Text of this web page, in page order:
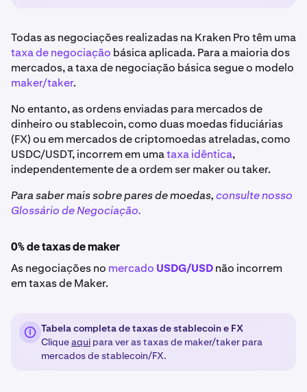
Todas as negociações realizadas na Kraken Pro têm uma
taxa de negociação básica aplicada. Para a maioria dos
mercados, a taxa de negociação básica segue o modelo
maker/taker.
No entanto, as ordens enviadas para mercados de
dinheiro ou stablecoin, como duas moedas fiduciárias
(FX) ou em mercados de criptomoedas atreladas, como
USDC/USDT, incorrem em umataxa idêntica,
independentemente de a ordem ser maker ou taker.
Para saber mais sobre pares de moedas,consulte nosso
Glossário de Negociação.
0% de taxas de maker
As negociações no mercado USDG/USDnão incorrem
em taxas de Maker.
Tabela completa de taxas de stablecoin e FX
Cliqueaqui para ver as taxas de maker/taker para
mercados de stablecoin/FX.